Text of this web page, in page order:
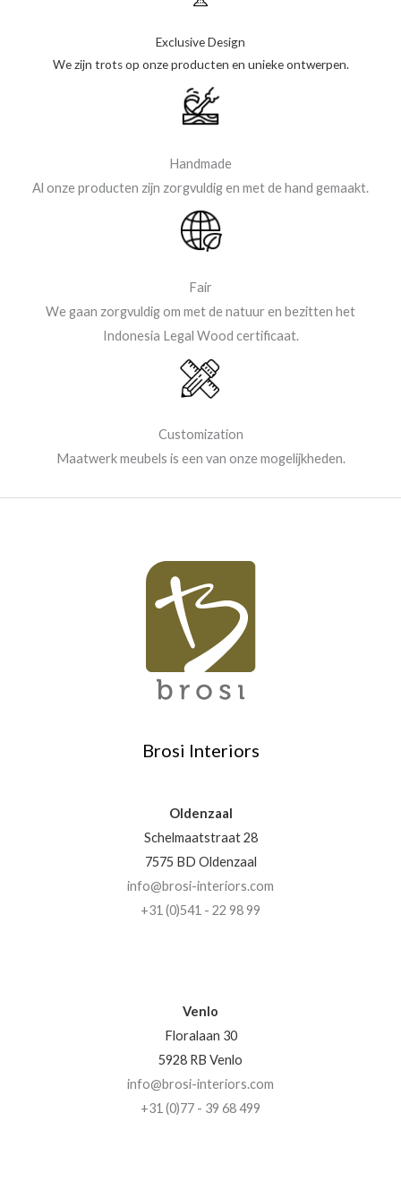
Exclusive Design
We zijn trots op onze producten en unieke ontwerpen.
Handmade
Al onze producten zijn zorgvuldig en met de hand gemaakt.
Fair
We gaan zorgvuldig om met de natuur en bezitten het
Indonesia Legal Wood certificaat.
Customization
Maatwerk meubels is een van onze mogelijkheden.
Brosi Interiors
Oldenzaal
Schelmaatstraat 28
7575 BD Oldenzaal
info@brosi-interiors.com
+31 (0)541 - 22 98 99
Venlo
Floralaan 30
5928 RB Venlo
info@brosi-interiors.com
+31 (0)77 - 39 68 499